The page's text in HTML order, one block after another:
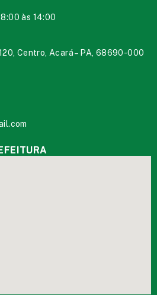
às 14:00
Centro, Acará – PA, 68690-000